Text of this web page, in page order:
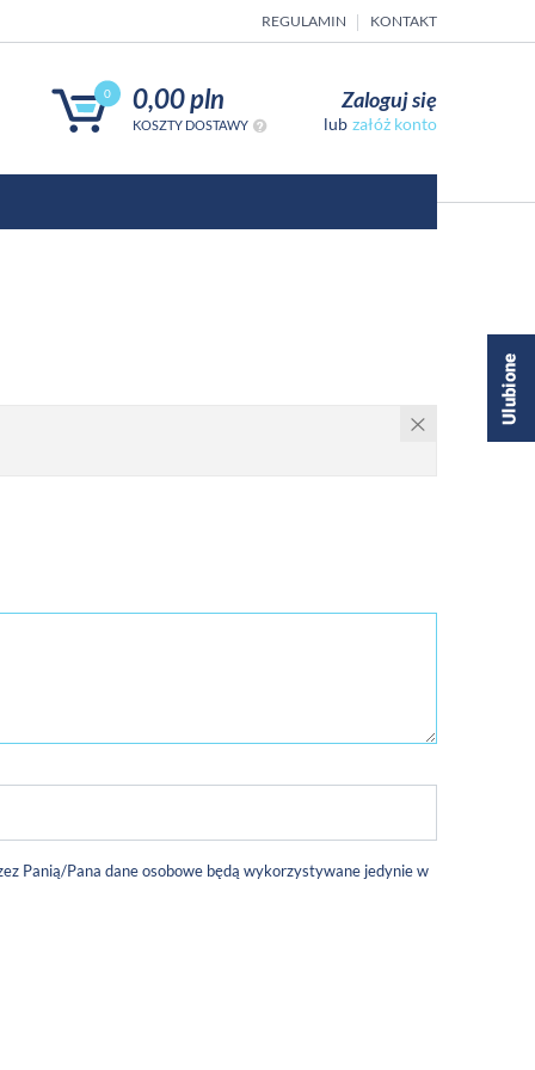
REGULAMIN KONTAKT
0 0,00 pln
KOSZTY DOSTAWY
Zaloguj się
załóż konto
Panią/Pana dane osobowe będą wykorzystywane jedynie w